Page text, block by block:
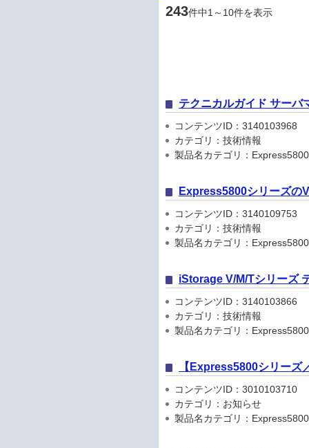
243件中1～10件を表示
テクニカルガイド サーバ
コンテンツID：3140103968
カテゴリ：技術情報
製品名カテゴリ：
Express5800シリーズの
コンテンツID：3140109753
カテゴリ：技術情報
製品名カテゴリ：
iStorage V/M/Tシリーズ
コンテンツID：3140103866
カテゴリ：技術情報
製品名カテゴリ：
【Express5800シリー
コンテンツID：3010103710
カテゴリ：お知らせ
製品名カテゴリ：